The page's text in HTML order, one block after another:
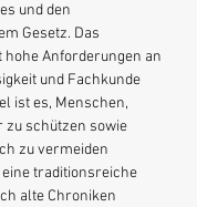
und den
Gesetz. Das
Anforderungen an
und Fachkunde
ist es, Menschen,
zu schützen sowie
zu vermeiden
traditionsreiche
alte Chroniken